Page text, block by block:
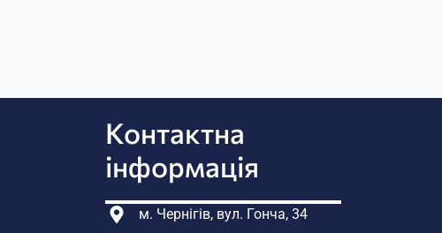
Контактна
інформація
м. Чернігів, вул. Гонча, 34